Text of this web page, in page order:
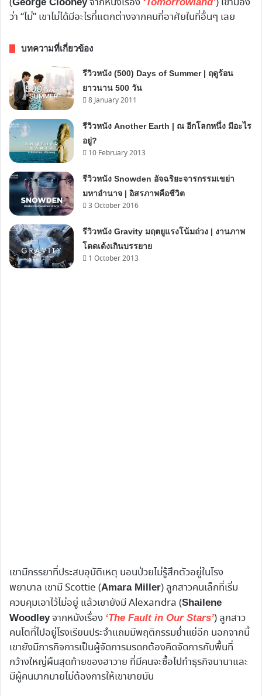
George Clooney ‘Tomorrowland’
ว่า “ไม่” เขาไม่ได้มีอะไรที่แตกต่างจากคนที่อาศัยในที่อื่นๆ เลย
บทความที่เกี่ยวข้อง
รีวิวหนัง (500) Days of Summer | ฤดูร้อน
ยาวนาน 500 วัน
8 January 2011
รีวิวหนัง Another Earth | ณ อีกโลกหนึ่ง มีอะไร
อยู่?
10 February 2013
รีวิวหนัง Snowden อัจฉริยะจารกรรมเขย่า
มหาอำนาจ | อิสรภาพคือชีวิต
3 October 2016
รีวิวหนัง Gravity มฤตยูแรงโน้มถ่วง | งานภาพ
โดดเด้งเกินบรรยาย
1 October 2013
เขามีภรรยาที่ประสบอุบัติเหตุ นอนป่วยไม่รู้สึกตัวอยู่ในโรง
พยาบาล เขามี Scottie (Amara Miller) ลูกสาวคนเล็กที่เริ่ม
ควบคุมเอาไว้ไม่อยู่ แล้วเขายังมี Alexandra (Shailene
Woodleyจากหนังเรื่อง ‘The Fault in Our Stars’) ลูกสาว
คนโตที่ไปอยู่โรงเรียนประจำแถมมีพฤติกรรมย่ำแย่อีก นอกจากนี้
เขายังมีภารกิจการเป็นผู้จัดการมรดกต้องคิดจัดการกับพื้นที่
กว้างใหญ่ผืนสุดท้ายของฮาวาย ที่มีคนจะซื้อไปทำธุรกิจนานาและ
มีผู้คนมากมายไม่ต้องการให้เขาขายมัน